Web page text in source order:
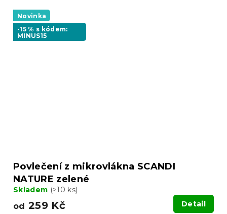
Novinka
-15 % s kódem:
MINUS15
Povlečení z mikrovlákna SCANDI
NATURE zelené
Skladem (>10 ks)
od 259 Kč Detail